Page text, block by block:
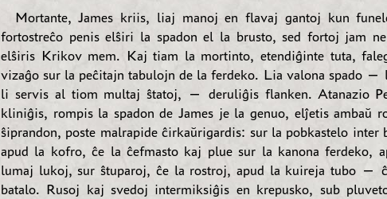
Mortante, James kriis, liaj manoj en flavaj gantoj kun
fortostreĉo penis elŝiri la spadon el la brusto, sed fortoj jam
elŝiris Krikov mem. Kaj tiam la mortinto, etendiĝinte tuta,
vizaĝo sur la peĉitajn tabulojn de la ferdeko. Lia valona spado —
li servis al tiom multaj ŝtatoj, — deruliĝis flanken. Atanazio
kliniĝis, rompis la spadon de James je la genuo, elĵetis ambaŭ
ŝiprandon, poste malrapide ĉirkaŭrigardis: sur la pobkastelo inter
apud la kofro, ĉe la ĉefmasto kaj plue sur la kanona ferdeko,
lumaj lukoj, sur ŝtuparoj, ĉe la rostroj, apud la kuireja tubo —
batalo. Rusoj kaj svedoj intermiksiĝis en krepusko, sub